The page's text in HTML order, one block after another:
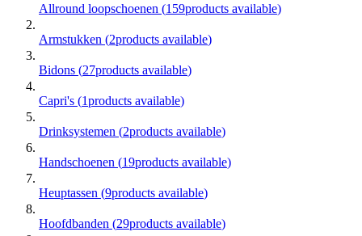
Allround loopschoenen (159products available)
Armstukken (2products available)
Bidons (27products available)
Capri's (1products available)
Drinksystemen (2products available)
Handschoenen (19products available)
Heuptassen (9products available)
Hoofdbanden (29products available)